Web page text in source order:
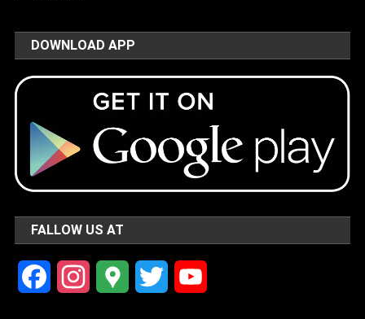
DOWNLOAD APP
FALLOW US AT
FacebookInstagramGoogle Twitter